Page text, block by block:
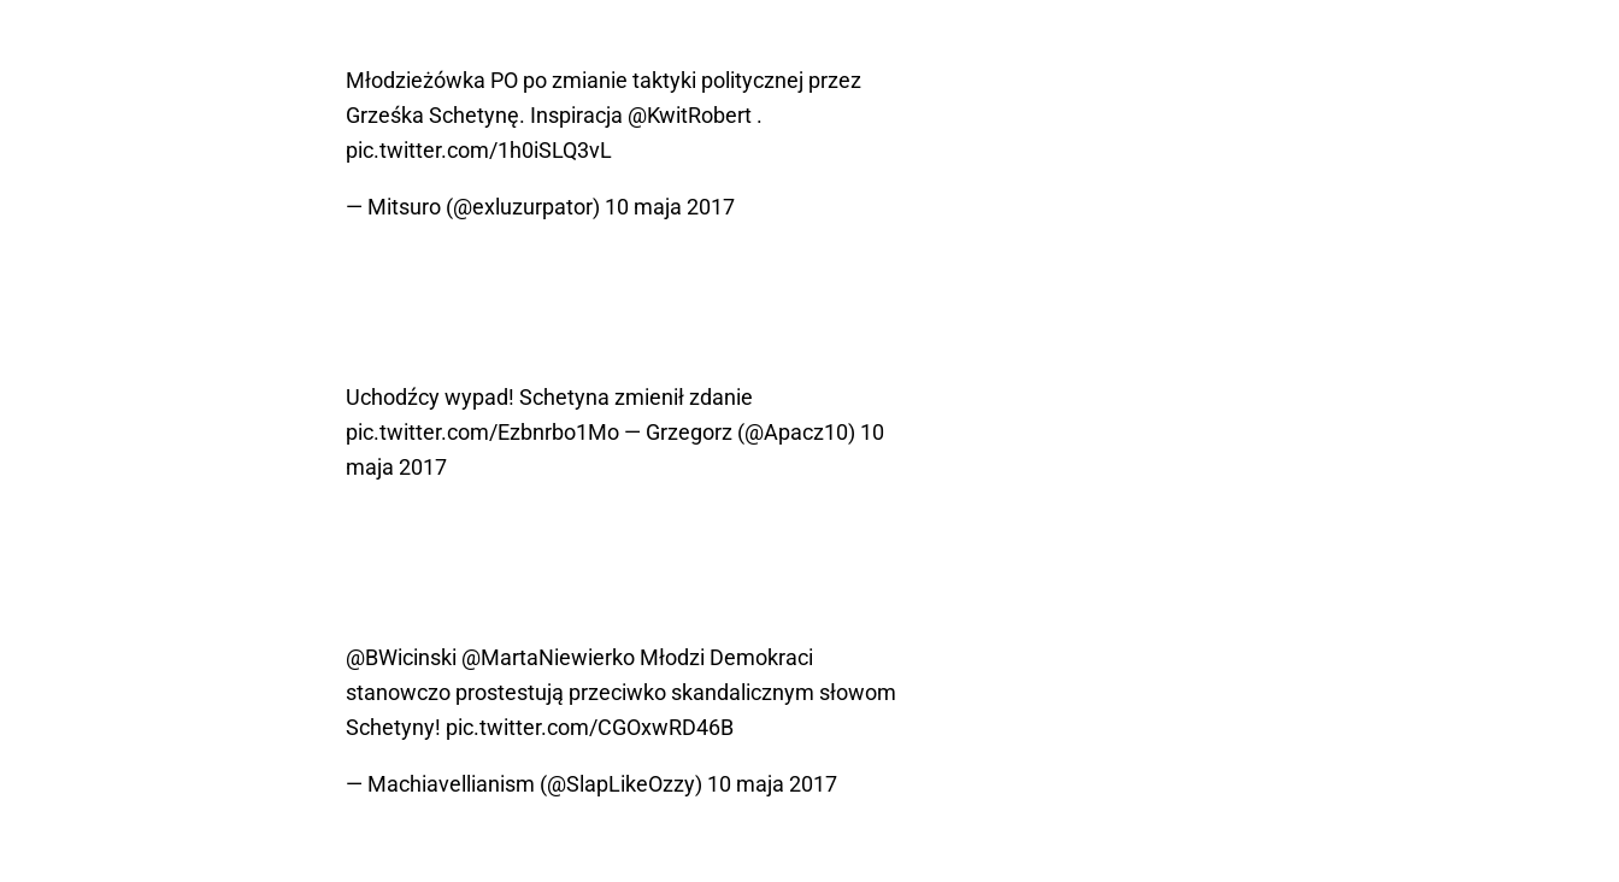
Młodzieżówka PO po zmianie taktyki politycznej przez
Grześka Schetynę. Inspiracja @KwitRobert .
pic.twitter.com/1h0iSLQ3vL
— Mitsuro (@exluzurpator) 10 maja 2017
Uchodźcy wypad! Schetyna zmienił zdanie
pic.twitter.com/Ezbnrbo1Mo — Grzegorz (@Apacz10) 10
maja 2017
@BWicinski @MartaNiewierko Młodzi Demokraci
stanowczo prostestują przeciwko skandalicznym słowom
Schetyny! pic.twitter.com/CGOxwRD46B
— Machiavellianism (@SlapLikeOzzy) 10 maja 2017